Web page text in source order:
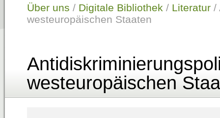
Über uns / Digitale Bibliothek / Literatur /
westeuropäischen Staaten
westeuropäischen